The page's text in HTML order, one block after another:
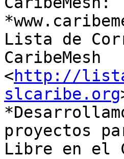
Lista de
CaribeMesh
<http://
slcaribe.org
proyectos
Libre en el